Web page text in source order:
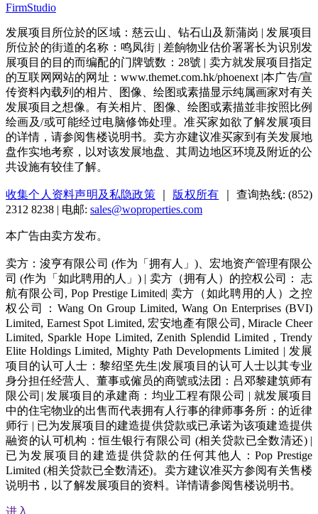
FirmStudio
发展项目所位於的区域：慈云山、钻石山及新蒲岗 | 发展项目
所位於的街道的名称：鸣凤街 | 差餉物业估价署署长为识別发
展项目的目的而编配的门牌號数：28號 | 卖方就发展项目指定
的互联网网站的网址：www.themet.com.hk/phoenext |本广告/宣
传资料內载列的相片、图像、绘图或素描显示纯属画家对有关
发展项目之想像。有关相片、图像、绘图或素描並非按照比例
绘画及/或可能经过电脑修饰处理。准买家如欲了解发展项目
的详情，请参阅售楼说明书。卖方亦建议准买家到有关发展地
盘作实地考察，以对该发展地盘、其周边地区环境及附近的公
共设施有较佳了解。
收集个人资料声明及私隐政策｜ 版权所有 ｜ 查询热线: (852)
2312 8238 | 电邮: sales@woproperties.com
本广告由卖方发布。
卖方：浚亨有限公司 (作为「拥有人」)、宏地资产管理有限公
司 (作为「如此聘用的人」) | 卖方（拥有人）的控权公司： 志
航有限公司, Pop Prestige Limited| 卖方（如此聘用的人）之控
权公司：Wang On Group Limited, Wang On Enterprises (BVI)
Limited, Earnest Spot Limited, 宏安地產有限公司, Miracle Cheer
Limited, Sparkle Hope Limited, Zenith Splendid Limited , Trendy
Elite Holdings Limited, Mighty Path Developments Limited | 发展
项目的认可人士：黎绍坚先生|发展项目的认可人士以其专业
身分担任经营人、董事或僱员的商號或法团：吕邓黎建筑师有
限公司| 发展项目的承建商：均业工程有限公司 | 就发展项目
中的住宅物业的出售而代表拥有人行事的律师事务所：的近律
师行 | 已为发展项目的建造提供贷款或已承诺为该项建造提供
融资的认可机构：恒生银行有限公司 (相关贷款已全数清还) |
已为发展项目的建造提供贷款的任何其他人：Pop Prestige
Limited (相关贷款已全数清还)。卖方建议准买方参阅有关售楼
说明书，以了解发展项目的资料。详情请参阅售楼说明书。
进入